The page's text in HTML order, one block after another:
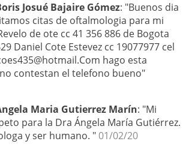
Josué Bajaire Gómez: "Buenos dia
citas de oftalmologia para mi
de ote cc 41 356 886 de Bogota
Daniel Cote Estevez cc 19077977 cel
hago esta
contestan el telefono bueno"
Maria Gutierrez Marín: "Mi
para la Dra Ángela María Gutiérrez.
y ser humano. " 01/02/20